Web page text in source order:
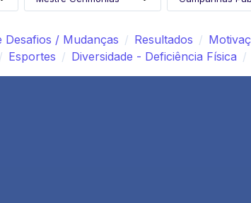
Desafios / Mudanças Resultados
Esportes Diversidade - Deficiência Física